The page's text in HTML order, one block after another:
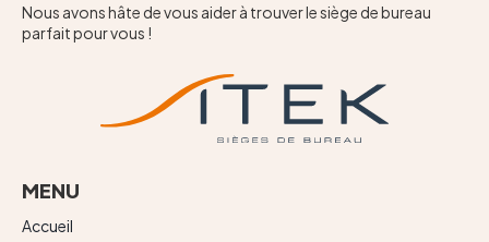
Nous avons hâte de vous aider à trouver le siège de bureau
parfait pour vous !
MENU
Accueil